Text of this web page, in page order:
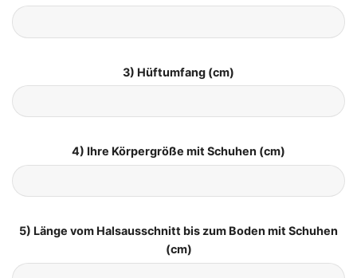
3) Hüftumfang (cm)
4) Ihre Körpergröße mit Schuhen (cm)
5) Länge vom Halsausschnitt bis zum Boden mit Schuhen
(cm)